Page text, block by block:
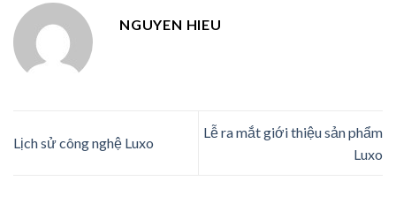
NGUYEN HIEU
Lịch sử công nghệ Luxo
Lễ ra mắt giới thiệu sản phẩm
Luxo